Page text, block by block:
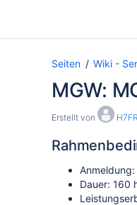
Seiten Wiki -
MGW:
Erstellt von
Dauer: 160